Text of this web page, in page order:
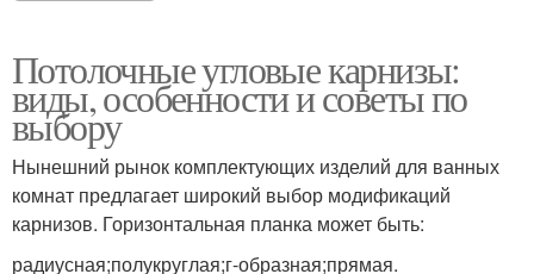
Потолочные угловые карнизы:
виды, особенности и советы по
выбору
Нынешний рынок комплектующих изделий для ванных
комнат предлагает широкий выбор модификаций
карнизов. Горизонтальная планка может быть:
радиусная;полукруглая;г-образная;прямая.